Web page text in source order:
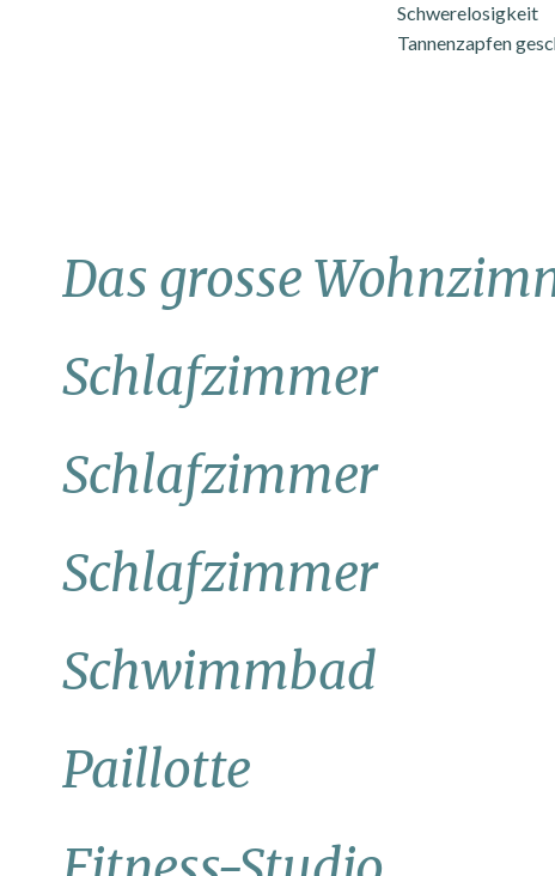
Tannenzapfen
Das grosse
Schlafzimmer
Schlafzimmer
Schlafzimmer
Schwimmbad
Paillotte